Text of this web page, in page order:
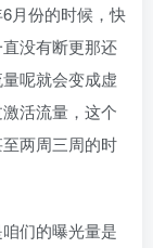
月份的时候，快
没有断更那还
呢就会变成虚
活流量，这个
两周三周的时
们的曝光量是